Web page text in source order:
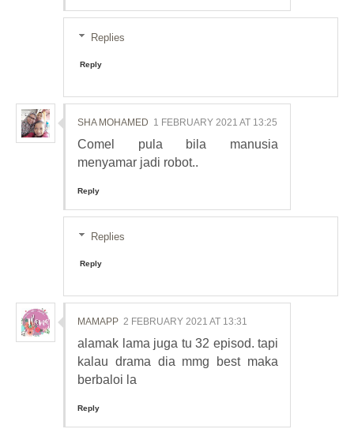
Replies
Reply
SHA MOHAMED 1 FEBRUARY 2021 AT 13:25
Comel pula bila manusia
menyamar jadi robot..
Reply
Replies
Reply
MAMAPP 2 FEBRUARY 2021 AT 13:31
alamak lama juga tu 32 episod. tapi
kalau drama dia mmg best maka
berbaloi la
Reply